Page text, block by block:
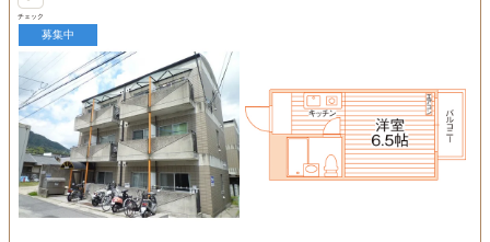
チェック
募集中